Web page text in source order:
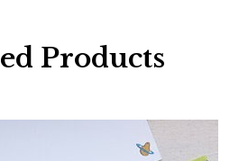
Products